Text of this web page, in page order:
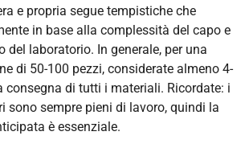
e propria segue tempistiche che
in base alla complessità del capo e
del laboratorio. In generale, per una
di 50-100 pezzi, considerate almeno 4-
consegna di tutti i materiali. Ricordate: i
sono sempre pieni di lavoro, quindi la
è essenziale.